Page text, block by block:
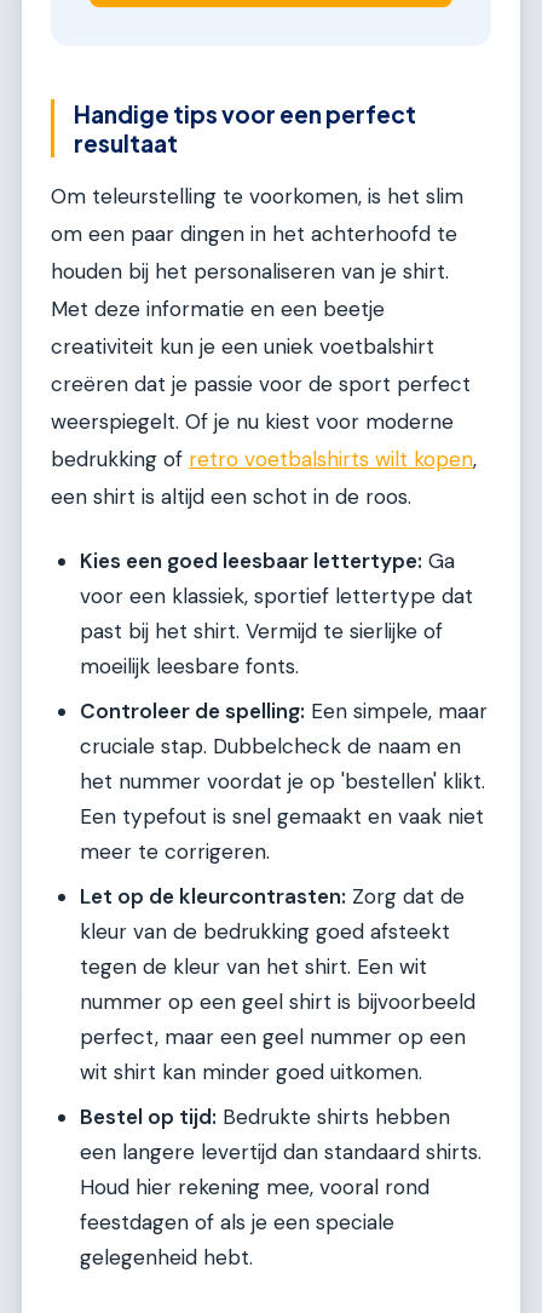
Handige tips voor een perfect
resultaat
Om teleurstelling te voorkomen, is het slim
om een paar dingen in het achterhoofd te
houden bij het personaliseren van je shirt.
Met deze informatie en een beetje
creativiteit kun je een uniek voetbalshirt
creëren dat je passie voor de sport perfect
weerspiegelt. Of je nu kiest voor moderne
bedrukking of retro voetbalshirts wilt kopen,
een shirt is altijd een schot in de roos.
Kies een goed leesbaar lettertype: Ga
voor een klassiek, sportief lettertype dat
past bij het shirt. Vermijd te sierlijke of
moeilijk leesbare fonts.
Controleer de spelling: Een simpele, maar
cruciale stap. Dubbelcheck de naam en
het nummer voordat je op 'bestellen' klikt.
Een typefout is snel gemaakt en vaak niet
meer te corrigeren.
Let op de kleurcontrasten: Zorg dat de
kleur van de bedrukking goed afsteekt
tegen de kleur van het shirt. Een wit
nummer op een geel shirt is bijvoorbeeld
perfect, maar een geel nummer op een
wit shirt kan minder goed uitkomen.
Bestel op tijd: Bedrukte shirts hebben
een langere levertijd dan standaard shirts.
Houd hier rekening mee, vooral rond
feestdagen of als je een speciale
gelegenheid hebt.